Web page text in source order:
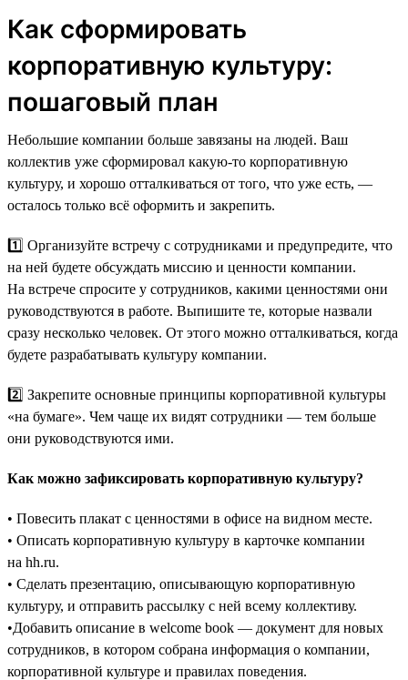
Как сформировать
корпоративную культуру:
пошаговый план
Небольшие компании больше завязаны на людей. Ваш
коллектив уже сформировал какую-то корпоративную
культуру, и хорошо отталкиваться от того, что уже есть, —
осталось только всё оформить и закрепить.
1️⃣ Организуйте встречу с сотрудниками и предупредите, что
на ней будете обсуждать миссию и ценности компании.
На встрече спросите у сотрудников, какими ценностями они
руководствуются в работе. Выпишите те, которые назвали
сразу несколько человек. От этого можно отталкиваться, когда
будете разрабатывать культуру компании.
2️⃣ Закрепите основные принципы корпоративной культуры
«на бумаге». Чем чаще их видят сотрудники — тем больше
они руководствуются ими.
Как можно зафиксировать корпоративную культуру?
• Повесить плакат с ценностями в офисе на видном месте.
• Описать корпоративную культуру в карточке компании
на hh.ru.
• Сделать презентацию, описывающую корпоративную
культуру, и отправить рассылку с ней всему коллективу.
•Добавить описание в welcome book — документ для новых
сотрудников, в котором собрана информация о компании,
корпоративной культуре и правилах поведения.